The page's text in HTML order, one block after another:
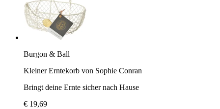
Burgon & Ball
Kleiner Erntekorb von Sophie Conran
Bringt deine Ernte sicher nach Hause
€ 19,69